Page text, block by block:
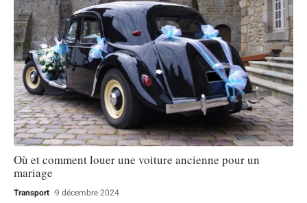
Où et comment louer une voiture ancienne pour un
mariage
Transport 9 décembre 2024